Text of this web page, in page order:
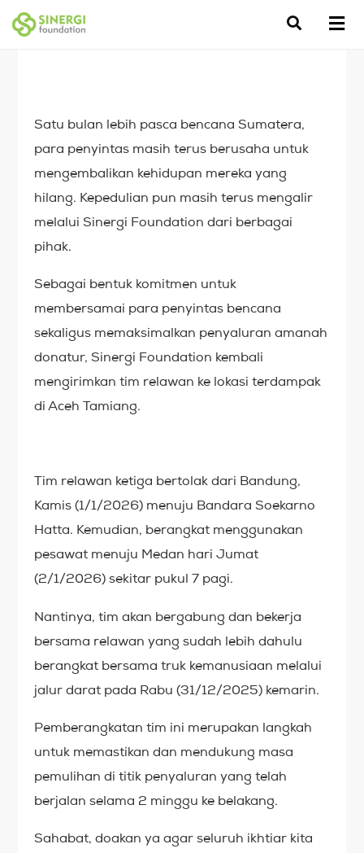
Satu bulan lebih pasca bencana Sumatera,
para penyintas masih terus berusaha untuk
mengembalikan kehidupan mereka yang
hilang. Kepedulian pun masih terus mengalir
melalui Sinergi Foundation dari berbagai
pihak.
Sebagai bentuk komitmen untuk
membersamai para penyintas bencana
sekaligus memaksimalkan penyaluran amanah
donatur, Sinergi Foundation kembali
mengirimkan tim relawan ke lokasi terdampak
di Aceh Tamiang.
Tim relawan ketiga bertolak dari Bandung,
Kamis (1/1/2026) menuju Bandara Soekarno
Hatta. Kemudian, berangkat menggunakan
pesawat menuju Medan hari Jumat
(2/1/2026) sekitar pukul 7 pagi.
Nantinya, tim akan bergabung dan bekerja
bersama relawan yang sudah lebih dahulu
berangkat bersama truk kemanusiaan melalui
jalur darat pada Rabu (31/12/2025) kemarin.
Pemberangkatan tim ini merupakan langkah
untuk memastikan dan mendukung masa
pemulihan di titik penyaluran yang telah
berjalan selama 2 minggu ke belakang.
Sahabat, doakan ya agar seluruh ikhtiar kita